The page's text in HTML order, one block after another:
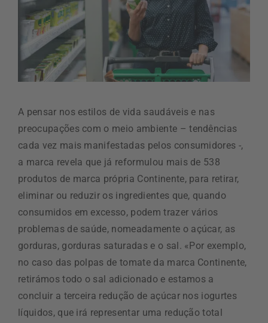
A pensar nos estilos de vida saudáveis e nas
preocupações com o meio ambiente – tendências
cada vez mais manifestadas pelos consumidores -,
a marca revela que já reformulou mais de 538
produtos de marca própria Continente, para retirar,
eliminar ou reduzir os ingredientes que, quando
consumidos em excesso, podem trazer vários
problemas de saúde, nomeadamente o açúcar, as
gorduras, gorduras saturadas e o sal. «Por exemplo,
no caso das polpas de tomate da marca Continente,
retirámos todo o sal adicionado e estamos a
concluir a terceira redução de açúcar nos iogurtes
líquidos, que irá representar uma redução total